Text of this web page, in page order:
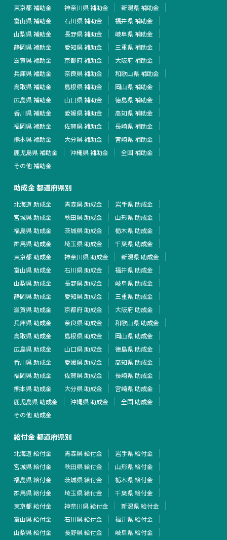
東京都 補助金
神奈川県 補助金
新潟県 補助金
富山県 補助金
石川県 補助金
福井県 補助金
山梨県 補助金
長野県 補助金
岐阜県 補助金
静岡県 補助金
愛知県 補助金
三重県 補助金
滋賀県 補助金
京都府 補助金
大阪府 補助金
兵庫県 補助金
奈良県 補助金
和歌山県 補助金
鳥取県 補助金
島根県 補助金
岡山県 補助金
広島県 補助金
山口県 補助金
徳島県 補助金
香川県 補助金
愛媛県 補助金
高知県 補助金
福岡県 補助金
佐賀県 補助金
長崎県 補助金
熊本県 補助金
大分県 補助金
宮崎県 補助金
鹿児島県 補助金
沖縄県 補助金
全国 補助金
その他 補助金
助成金 都道府県別
北海道 助成金 青森県 助成金
岩手県 助成金
宮城県 助成金
秋田県 助成金
山形県 助成金
福島県 助成金
茨城県 助成金
栃木県 助成金
群馬県 助成金
埼玉県 助成金
千葉県 助成金
東京都 助成金
神奈川県 助成金
新潟県 助成金
富山県 助成金
石川県 助成金
福井県 助成金
山梨県 助成金
長野県 助成金
岐阜県 助成金
静岡県 助成金
愛知県 助成金
三重県 助成金
滋賀県 助成金
京都府 助成金
大阪府 助成金
兵庫県 助成金
奈良県 助成金
和歌山県 助成金
鳥取県 助成金
島根県 助成金
岡山県 助成金
広島県 助成金
山口県 助成金
徳島県 助成金
香川県 助成金
愛媛県 助成金
高知県 助成金
福岡県 助成金
佐賀県 助成金
長崎県 助成金
熊本県 助成金
大分県 助成金
宮崎県 助成金
鹿児島県 助成金
沖縄県 助成金
全国 助成金
その他 助成金
給付金 都道府県別
北海道 給付金 青森県 給付金
岩手県 給付金
宮城県 給付金
秋田県 給付金
山形県 給付金
福島県 給付金
茨城県 給付金
栃木県 給付金
群馬県 給付金
埼玉県 給付金
千葉県 給付金
東京都 給付金
神奈川県 給付金
新潟県 給付金
富山県 給付金
石川県 給付金
福井県 給付金
山梨県 給付金
長野県 給付金
岐阜県 給付金